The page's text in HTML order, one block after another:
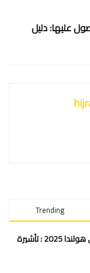
وكيفية الحصول عليها: دليل
Trending
فرصة رائعة للعمل الموسمي في هولندا 2025 : تأشيرة